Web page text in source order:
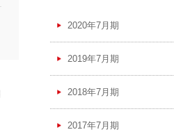
2020年7月期
2019年7月期
2018年7月期
2017年7月期